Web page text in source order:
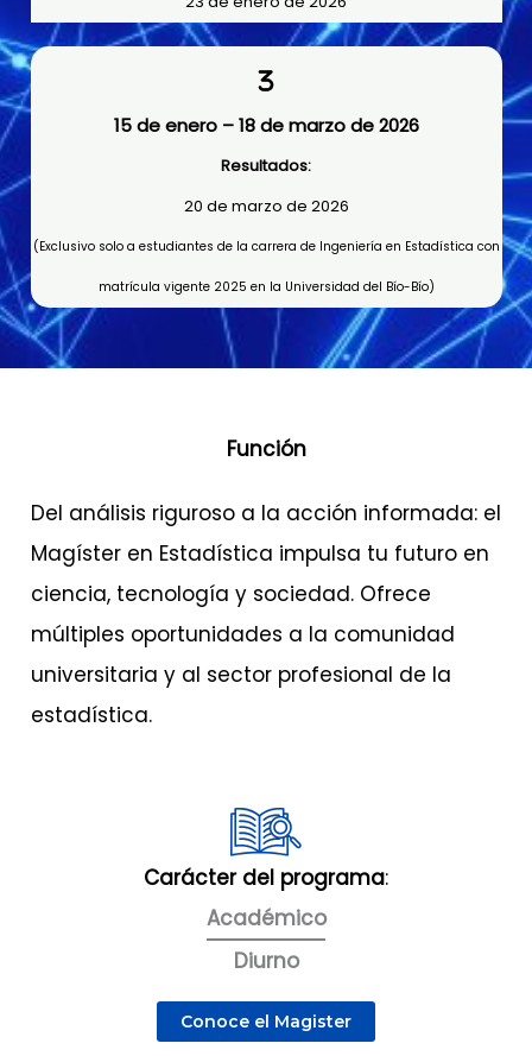
15 de enero – 18 de marzo de 2026
Resultados:
20 de marzo de 2026
(Exclusivo solo a estudiantes de la carrera de Ingeniería en Estadística con
matrícula vigente 2025 en la Universidad del Bío-Bío)
Función
Del análisis riguroso a la acción informada: el
Magíster en Estadística impulsa tu futuro en
ciencia, tecnología y sociedad. Ofrece
múltiples oportunidades a la comunidad
universitaria y al sector profesional de la
estadística.
Carácter del programa:
Académico
Diurno
Conoce el Magister